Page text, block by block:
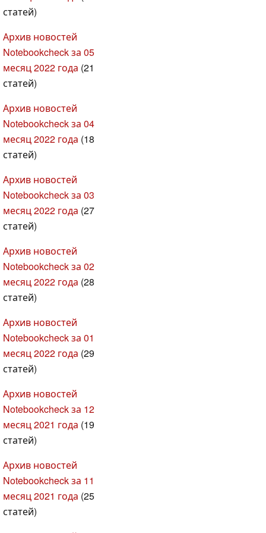
статей)
Архив новостей
Notebookcheck за 05
месяц 2022 года (21
статей)
Архив новостей
Notebookcheck за 04
месяц 2022 года (18
статей)
Архив новостей
Notebookcheck за 03
месяц 2022 года (27
статей)
Архив новостей
Notebookcheck за 02
месяц 2022 года (28
статей)
Архив новостей
Notebookcheck за 01
месяц 2022 года (29
статей)
Архив новостей
Notebookcheck за 12
месяц 2021 года (19
статей)
Архив новостей
Notebookcheck за 11
месяц 2021 года (25
статей)